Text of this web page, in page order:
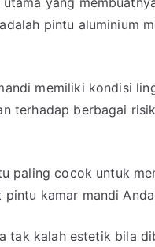
pintu aluminium
memiliki kondisi
terhadap berbagai
paling cocok untuk
kamar mandi
tak kalah estetik bila